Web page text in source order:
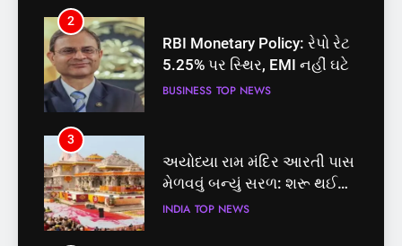
4
‘ગજિની’ અને ‘લગાન’ ફેમ
અભિનેતા પ્રદીપ રાવતનું 74
વર્ષની વયે નિધન, બ્લડ કેન્સર
ENTERTAINMENT TOP NEWS
5
કોડીનારના છારા દરિયાકાંઠે પાંચ
કિશોરો ડૂબ્યા, 3નો બચાવ, 2
લાપતા
GUJARAT TOP NEWS
3
અયોધ્યા રામ મંદિર આરતી પાસ
મેળવવું બન્યું સરળ: શરૂ થઈ
તત્કાલ સુવિધા, જાણો સંપૂર્ણ
INDIA TOP NEWS
4
‘ગજિની’ અને ‘લગાન’ ફેમ
અભિનેતા પ્રદીપ રાવતનું 74
વર્ષની વયે નિધન, બ્લડ કેન્સર
ENTERTAINMENT